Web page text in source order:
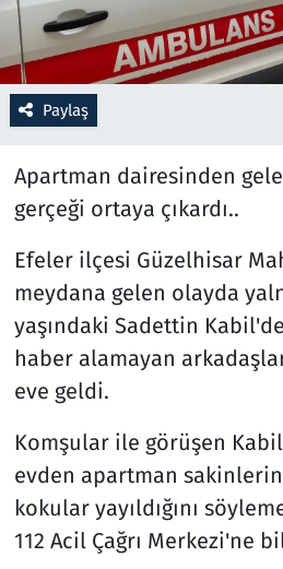
Paylaş
Apartman dairesinden
gerçeği ortaya çıkardı..
Efeler ilçesi Güzelhisar
meydana gelen olayda
yaşındaki Sadettin
haber alamayan
eve geldi.
Komşular ile görüşen
evden apartman
kokular yayıldığını
112 Acil Çağrı Merkezi'ne
Sağlık
Savunma Sanayi
Seçim 2023
Spor
Televizyon